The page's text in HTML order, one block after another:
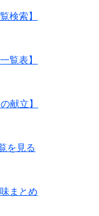
検索】
覧表】
献立】
を見る
まとめ